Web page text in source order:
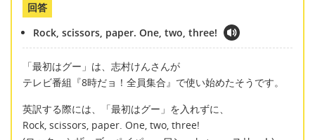
回答
Rock, scissors, paper. One, two, three!
「最初はグー」は、志村けんさんが
テレビ番組『8時だョ！全員集合』で使い始めたそうです。
英訳する際には、「最初はグー」を入れずに、
Rock, scissors, paper. One, two, three!